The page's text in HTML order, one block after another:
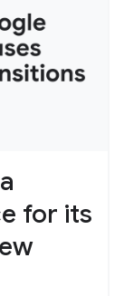
for its